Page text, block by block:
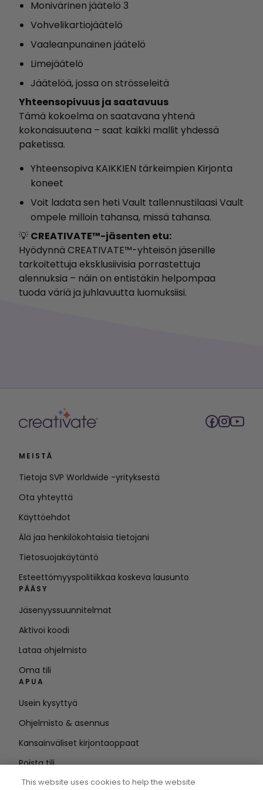
Monivärinen jäätelö 3
Vohvelikartiojäätelö
Vaaleanpunainen jäätelö
Limejäätelö
Jäätelöä, jossa on strösseleitä
Yhteensopivuus ja saatavuus
Tämä kokoelma on saatavana yhtenä
kokonaisuutena – saat kaikki mallit yhdessä
paketissa.
Yhteensopiva KAIKKIEN tärkeimpien Kirjonta
koneet
Voit ladata sen heti Vault tallennustilaasi Vault
ompele milloin tahansa, missä tahansa.
💡 CREATIVATE™-jäsenten etu:
Hyödynnä CREATIVATE™-yhteisön jäsenille
tarkoitettuja eksklusiivisia porrastettuja
alennuksia – näin on entistäkin helpompaa
tuoda väriä ja juhlavuutta luomuksiisi.
MEISTÄ
Tietoja SVP Worldwide -yrityksestä
Ota yhteyttä
Käyttöehdot
Älä jaa henkilökohtaisia tietojani
Tietosuojakäytäntö
Esteettömyyspolitiikkaa koskeva lausunto
PÄÄSY
Jäsenyyssuunnitelmat
Aktivoi koodi
Lataa ohjelmisto
Oma tili
APUA
Usein kysyttyä
Ohjelmisto & asennus
Kansainväliset kirjontaoppaat
Poista tili
This website uses cookies to help the website